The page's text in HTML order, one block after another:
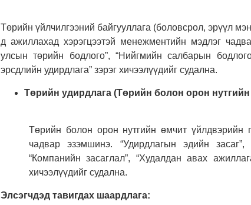
​Төрийн үйлчилгээний байгууллага (боловсрол, эрүүл
д ажиллахад хэрэгцээтэй менежментийн мэдлэг
улсын төрийн бодлого”, “Нийгмийн салбарын
эрсдлийн удирдлага” зэрэг хичээлүүдийг судална.
Төрийн удирдлага (Төрийн болон орон
Төрийн болон орон нутгийн өмчит үйлдвэрийн
чадвар эзэмшинэ. “Удирдлагын эдийн
“Компанийн засаглал”, “Худалдан авах
хичээлүүдийг судална.
Элсэгчдэд тавигдах шаардлага: